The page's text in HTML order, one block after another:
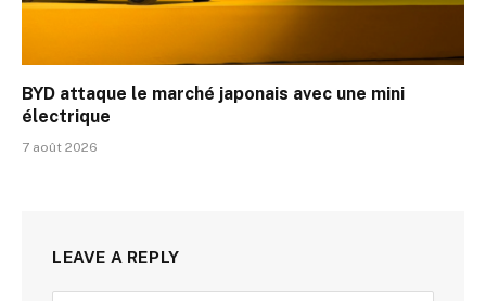
BYD attaque le marché japonais avec une mini
électrique
7 août 2026
LEAVE A REPLY